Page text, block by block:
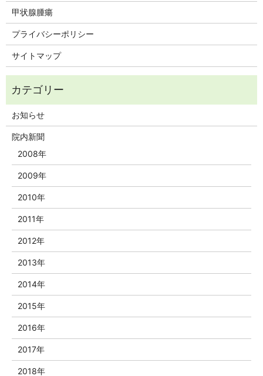
甲状腺腫瘍
プライバシーポリシー
サイトマップ
お知らせ
院内新聞
2008年
2009年
2010年
2011年
2012年
2013年
2014年
2015年
2016年
2017年
2018年